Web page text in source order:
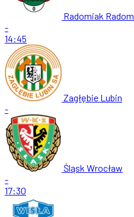
Radomiak Radom
-
14:45
Zagłębie Lubin
-
Śląsk Wrocław
-
17:30